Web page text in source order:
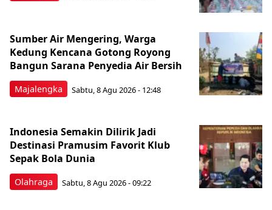
Majalengka
Sumber Air Mengering, Warga
Kedung Kencana Gotong Royong
Bangun Sarana Penyedia Air Bersih
Sabtu, 8 Agu 2026 - 12:48
Olahraga
Indonesia Semakin Dilirik Jadi
Destinasi Pramusim Favorit Klub
Sepak Bola Dunia
Sabtu, 8 Agu 2026 - 09:22